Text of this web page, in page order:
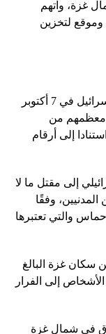
غزة، واتهم
لتخزين
واندلعت الحرب بسبب هجوم حماس على إسرائيل في 7 أكتوبر
1208 أشخاص، معظمهم من
إلى أرقام
إلى مقتل ما لا
من المدنيين، وفقًا
والتي تعتبرها
سكان غزة البالغ
الأشخاص إلى الفرار
في شمال غزة